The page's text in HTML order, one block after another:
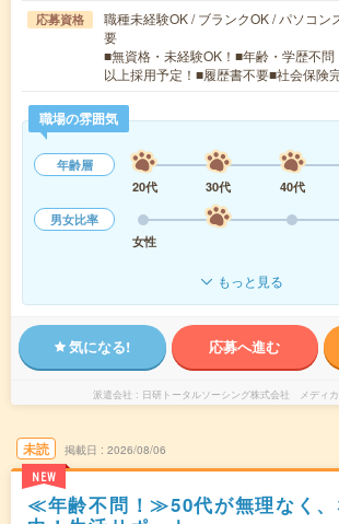
応募資格
職種未経験OK / ブランクOK / パソコン
要
■無資格・未経験OK！■年齢・学歴不問
以上採用予定！■履歴書不要■社会保険
職場の雰囲気
年齢層
20代
30代 40代
男女比率
女性
もっと見る
気になる! 応募へ進む
派遣会社 日研トータルソーシング株式会社 メディ
未読
NEW
掲載日 2026/08/06
≪年齢不問！≫50代が無理なく、